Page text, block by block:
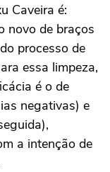
Caveira é:
novo de braços
processo de
essa limpeza,
é o de
negativas) e
a intenção de